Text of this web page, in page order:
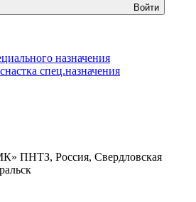
Войти
назначения
спец.назначения
ПНТЗ, Россия, Свердловская